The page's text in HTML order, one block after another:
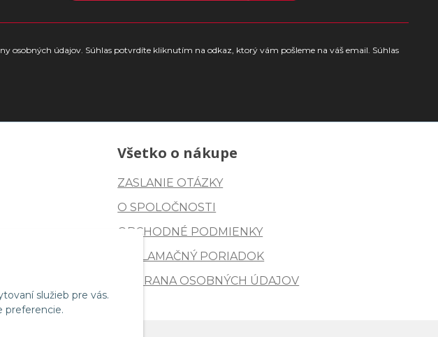
služieb pre vás.
preferencie.
osobných údajov. Súhlas potvrdíte kliknutím na odkaz, ktorý vám pošleme na váš email. Súhlas
Všetko o nákupe
ZASLANIE OTÁZKY
O SPOLOČNOSTI
OBCHODNÉ PODMIENKY
REKLAMAČNÝ PORIADOK
OCHRANA OSOBNÝCH ÚDAJOV